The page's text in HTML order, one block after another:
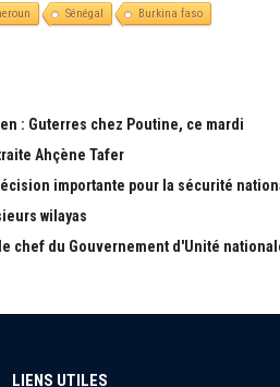
Sénégal Burkina faso
: Guterres chez Poutine, ce mardi
Ahçène Tafer
importante pour la sécurité
wilayas
chef du Gouvernement d'Unité
LIENS UTILES